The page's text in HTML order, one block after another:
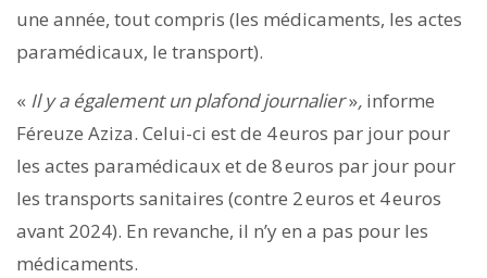
une année, tout compris (les médicaments, les actes
paramédicaux, le transport).
« Il y a également un plafond journalier», informe
Féreuze Aziza. Celui-ci est de 4 euros par jour pour
les actes paramédicaux et de 8 euros par jour pour
les transports sanitaires (contre 2 euros et 4 euros
avant 2024). En revanche, il n’y en a pas pour les
médicaments.